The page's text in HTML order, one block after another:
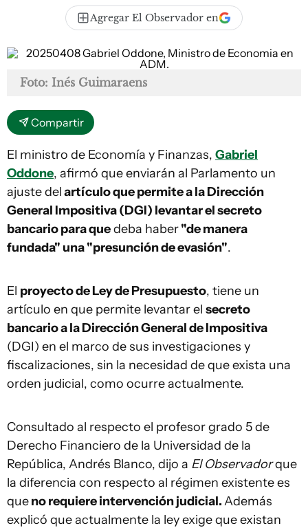
Agregar El Observador en
Foto: Inés Guimaraens
Compartir
El ministro de Economía y Finanzas, Gabriel
Oddone, afirmó que enviarán al Parlamento un
ajuste delartículo que permite a la Dirección
General Impositiva (DGI) levantar el secreto
bancario para quedeba haber"de manera
fundada" una "presunción de evasión".
El proyecto de Ley de Presupuesto, tiene un
artículo en que permite levantar el secreto
bancario a la Dirección General de Impositiva
(DGI) en el marco de sus investigaciones y
fiscalizaciones, sin la necesidad de que exista una
orden judicial, como ocurre actualmente.
Consultado al respecto el profesor grado 5 de
Derecho Financiero de la Universidad de la
República, Andrés Blanco, dijo a El Observadorque
la diferencia con respecto al régimen existente es
queno requiere intervención judicial.Además
explicó que actualmente la ley exige que existan